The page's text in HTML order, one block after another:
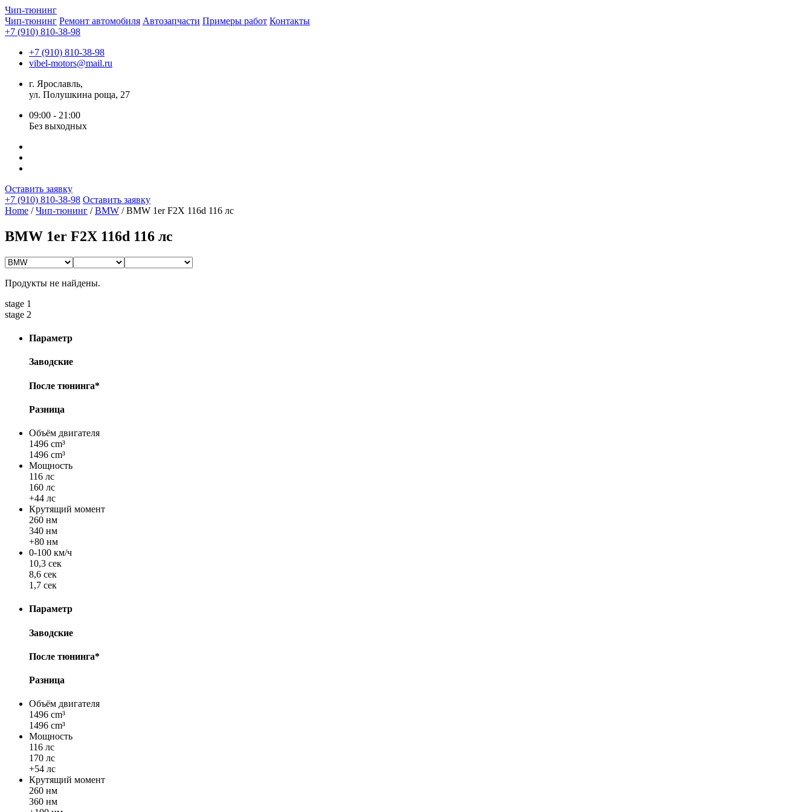
Чип-тюнинг
Чип-тюнинг Ремонт автомобиля Автозапчасти Примеры работ Контакты
+7 (910) 810-38-98
+7 (910) 810-38-98
vibel-motors@mail.ru
г. Ярославль,
ул. Полушкина роща, 27
09:00 - 21:00
Без выходных
Оставить заявку
+7 (910) 810-38-98 Оставить заявку
Home /Чип-тюнинг /BMW / BMW 1er F2X 116d 116 лс
BMW 1er F2X 116d 116 лс
Продукты не найдены.
stage 1
stage 2
Параметр
Заводские
После тюнинга*
Разница
Объём двигателя
1496 cm³
1496 cm³
Мощность
116 лс
160 лс
+44 лс
Крутящий момент
260 нм
340 нм
+80 нм
0-100 км/ч
10,3 сек
8,6 сек
1,7 сек
Параметр
Заводские
После тюнинга*
Разница
Объём двигателя
1496 cm³
1496 cm³
Мощность
116 лс
170 лс
+54 лс
Крутящий момент
260 нм
360 нм